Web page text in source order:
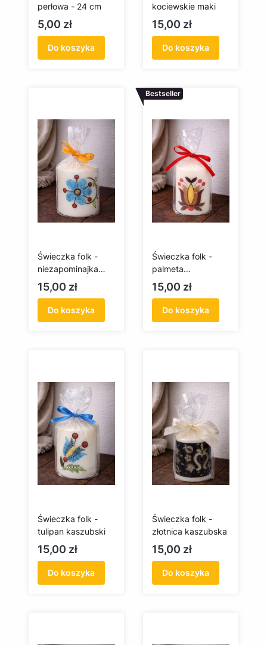
perłowa - 24 cm
Cena
5,00 zł
Do koszyka
kociewskie maki
Cena
15,00 zł
Do koszyka
Świeczka folk -
niezapominajka
kaszubska
Cena
15,00 zł
Do koszyka
Bestseller
Świeczka folk -
palmeta
borowiacka
Cena
15,00 zł
Do koszyka
Świeczka folk -
tulipan kaszubski
Cena
15,00 zł
Do koszyka
Świeczka folk -
złotnica kaszubska
Cena
15,00 zł
Do koszyka